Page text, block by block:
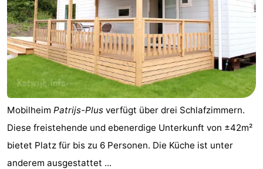
Mobilheim Patrijs-Plus verfügt über drei Schlafzimmern.
Diese freistehende und ebenerdige Unterkunft von ±42m²
bietet Platz für bis zu 6 Personen. Die Küche ist unter
anderem ausgestattet ...